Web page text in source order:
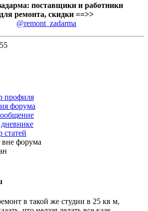
поставщики и работники
для ремонта, скидки ==>>
@remont_zadarma
профиля
форума
статей
в такой же студии в 25 кв м,